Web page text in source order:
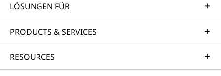
LÖSUNGEN FÜR
PRODUCTS & SERVICES
RESOURCES